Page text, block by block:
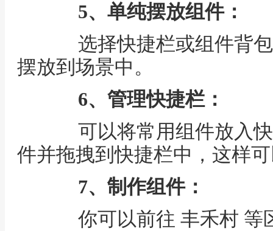
5、单纯摆放组件：
选择快捷栏或组件背包
摆放到场景中。
6、管理快捷栏：
可以将常用组件放入快
件并拖拽到快捷栏中，这样
7、制作组件：
你可以前往 丰禾村 等